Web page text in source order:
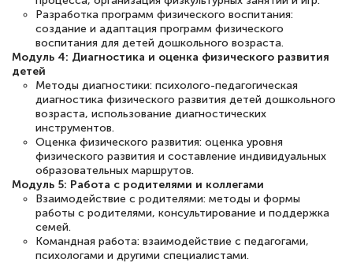
оперативно связались со мной
специалисты, ответили на все
интересующие вопросы и в течении
двух…
Светлана К
Знаток города 7 уровня
10 марта 2026
Оставила заявку на обучение онлайн, мне
быстро ответили, разъяснили все детали.
Разработка программ физического воспитания:
создание и адаптация программ физического
воспитания для детей дошкольного возраста.
Модуль 4: Диагностика и оценка физического развития
детей
Методы диагностики: психолого-педагогическая
диагностика физического развития детей дошкольного
возраста, использование диагностических
инструментов.
Оценка физического развития: оценка уровня
физического развития и составление индивидуальных
образовательных маршрутов.
Модуль 5: Работа с родителями и коллегами
Взаимодействие с родителями: методы и формы
работы с родителями, консультирование и поддержка
семей.
Командная работа: взаимодействие с педагогами,
психологами и другими специалистами.